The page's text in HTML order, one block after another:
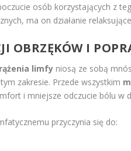
osób korzystających z
ma on działanie
OBRZĘKÓW I
limfy niosą ze sobą
zakresie. Przede wszystkim
i mniejsze odczucie bólu w
przyczynia się do: